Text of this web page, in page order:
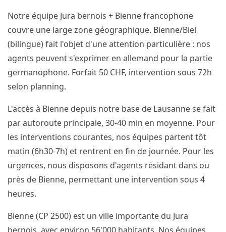
Notre équipe Jura bernois + Bienne francophone
couvre une large zone géographique. Bienne/Biel
(bilingue) fait l'objet d'une attention particulière : nos
agents peuvent s'exprimer en allemand pour la partie
germanophone. Forfait 50 CHF, intervention sous 72h
selon planning.
L'accès à Bienne depuis notre base de Lausanne se fait
par autoroute principale, 30-40 min en moyenne. Pour
les interventions courantes, nos équipes partent tôt
matin (6h30-7h) et rentrent en fin de journée. Pour les
urgences, nous disposons d'agents résidant dans ou
près de Bienne, permettant une intervention sous 4
heures.
Bienne (CP 2500) est un ville importante du Jura